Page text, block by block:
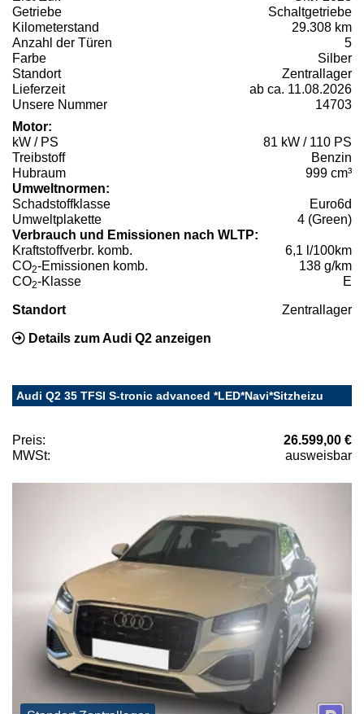
Getriebe
Schaltgetriebe
Kilometerstand
29.308 km
Anzahl der Türen
5
Farbe
Silber
Standort
Zentrallager
Lieferzeit
ab ca. 11.08.2026
Unsere Nummer
14703
Motor:
kW / PS
81 kW / 110 PS
Treibstoff
Benzin
Hubraum
999 cm³
Umweltnormen:
Schadstoffklasse
Euro6d
Umweltplakette
4 (Green)
Verbrauch und Emissionen nach WLTP:
Kraftstoffverbr. komb.
6,1 l/100km
CO2-Emissionen komb.
138 g/km
CO2-Klasse E
Standort Zentrallager
Details zum Audi Q2 anzeigen
Audi Q2 35 TFSI S-tronic advanced *LED*Navi*Sitzheizu
Preis:
26.599,00 €
MWSt:
ausweisbar